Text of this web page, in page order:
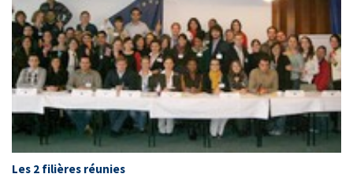
Les 2 filières réunies